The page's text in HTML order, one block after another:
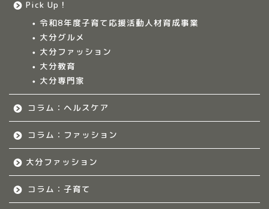
Pick Up！
令和8年度子育て応援活動人材育成事業
大分グルメ
大分ファッション
大分教育
大分専門家
コラム：ヘルスケア
コラム：ファッション
大分ファッション
コラム：子育て
福岡のママ集まれ！につ